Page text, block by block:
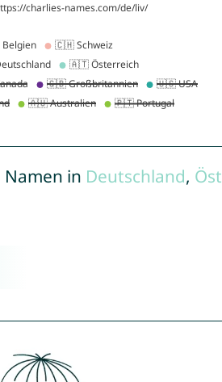
Namen in Deutschland,